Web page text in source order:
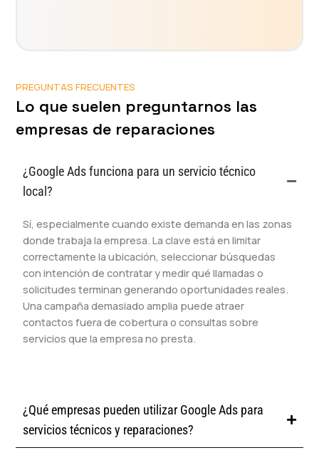
PREGUNTAS FRECUENTES
Lo que suelen preguntarnos las
empresas de reparaciones
¿Google Ads funciona para un servicio técnico
local?
Sí, especialmente cuando existe demanda en las zonas
donde trabaja la empresa. La clave está en limitar
correctamente la ubicación, seleccionar búsquedas
con intención de contratar y medir qué llamadas o
solicitudes terminan generando oportunidades reales.
Una campaña demasiado amplia puede atraer
contactos fuera de cobertura o consultas sobre
servicios que la empresa no presta.
¿Qué empresas pueden utilizar Google Ads para
servicios técnicos y reparaciones?